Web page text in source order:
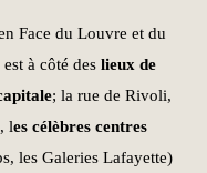
Face du Louvre et du
à côté des lieux de
; la rue de Rivoli,
les célèbres centres
les Galeries Lafayette)